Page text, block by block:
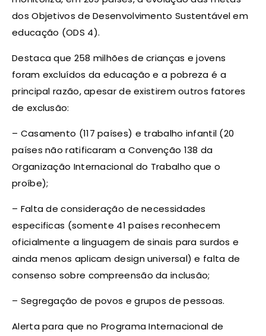
dos Objetivos de Desenvolvimento Sustentável em
educação (ODS 4).
Destaca que 258 milhões de crianças e jovens
foram excluídos da educação e a pobreza é a
principal razão, apesar de existirem outros fatores
de exclusão:
– Casamento (117 países) e trabalho infantil (20
países não ratificaram a Convenção 138 da
Organização Internacional do Trabalho que o
proíbe);
– Falta de consideração de necessidades
especificas (somente 41 países reconhecem
oficialmente a linguagem de sinais para surdos e
ainda menos aplicam design universal) e falta de
consenso sobre compreensão da inclusão;
– Segregação de povos e grupos de pessoas.
Alerta para que no Programa Internacional de